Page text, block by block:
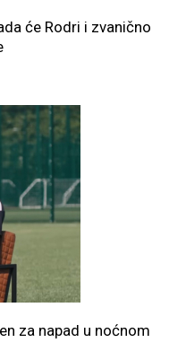
će Rodri i zvanično
za napad u noćnom